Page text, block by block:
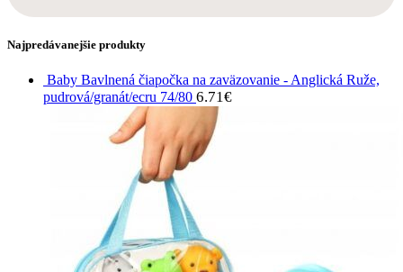
Najpredávanejšie produkty
Baby Bavlnená čiapočka na zaväzovanie - Anglická Ruže,
pudrová/granát/ecru 74/80 6.71€